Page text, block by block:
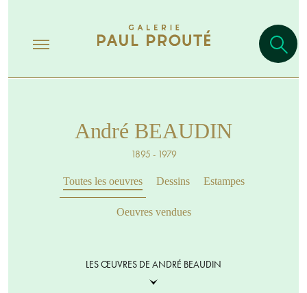
André BEAUDIN
1895 - 1979
Toutes les oeuvres Dessins Estampes
Oeuvres vendues
LES ŒUVRES DE ANDRÉ BEAUDIN